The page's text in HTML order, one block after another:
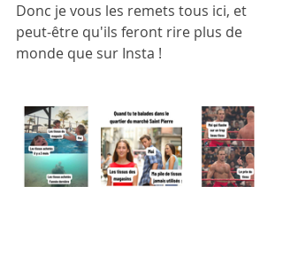
Donc je vous les remets tous ici, et
peut-être qu'ils feront rire plus de
monde que sur Insta !